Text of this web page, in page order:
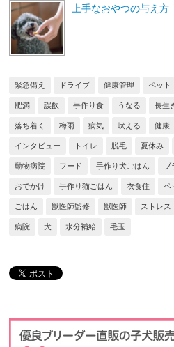
上手なおやつの与え方
緊急備え ドライブ 健康管理 ペット
肥満 誤飲 手作り食 うなる 長生
落ち着く 梅雨 病気 吠える 健康
インタビュー トイレ 脱毛 夏休み
動物病院 フード 手作り犬ごはん ブ
おでかけ 手作り猫ごはん 衣食住 ペ
ごはん 獣医師監修 獣医師 ストレス
病院 犬 水分補給 毛玉